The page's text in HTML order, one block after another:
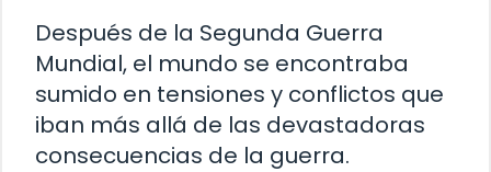
Después de la Segunda Guerra
Mundial, el mundo se encontraba
sumido en tensiones y conflictos que
iban más allá de las devastadoras
consecuencias de la guerra.